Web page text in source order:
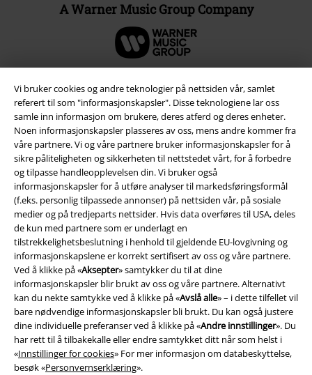
Vi bruker cookies og andre teknologier på nettsiden vår, samlet
referert til som "informasjonskapsler". Disse teknologiene lar oss
samle inn informasjon om brukere, deres atferd og deres enheter.
Noen informasjonskapsler plasseres av oss, mens andre kommer fra
våre partnere. Vi og våre partnere bruker informasjonskapsler for å
sikre påliteligheten og sikkerheten til nettstedet vårt, for å forbedre
og tilpasse handleopplevelsen din. Vi bruker også
informasjonskapsler for å utføre analyser til markedsføringsformål
(f.eks. personlig tilpassede annonser) på nettsiden vår, på sosiale
medier og på tredjeparts nettsider. Hvis data overføres til USA, deles
de kun med partnere som er underlagt en
tilstrekkelighetsbeslutning i henhold til gjeldende EU-lovgivning og
informasjonskapslene er korrekt sertifisert av oss og våre partnere.
Ved å klikke på «Aksepter» samtykker du til at dine
informasjonskapsler blir brukt av oss og våre partnere. Alternativt
kan du nekte samtykke ved å klikke på «Avslå alle» – i dette tilfellet vil
bare nødvendige informasjonskapsler bli brukt. Du kan også justere
dine individuelle preferanser ved å klikke på «Andre innstillinger». Du
har rett til å tilbakekalle eller endre samtykket ditt når som helst i
«Innstillinger for cookies» For mer informasjon om databeskyttelse,
besøk «Personvernserklæring».
A Warner Music Group Company
Juridisk informasjon/Vilkår
Vilkår
Impressum
Konfidensialitetserklæring
Avfallshåndtering og miljøbeskyttelse
Samsvarserklæring